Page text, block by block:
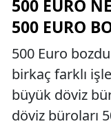
500 EURO
500 EURO
500 Euro
birkaç farklı
büyük döviz
döviz büroları